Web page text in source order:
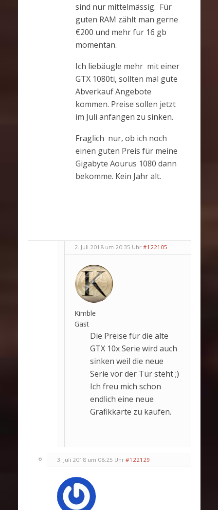
sind nur mittelmässig. Für
guten RAM zählt man gerne
€200 und mehr fur 16 gb
momentan.
Ich liebäugle mehr mit einer
GTX 1080ti, sollten mal gute
Abverkauf Angebote
kommen. Preise sollen jetzt
im Juli anfangen zu sinken.
Fraglich nur, ob ich noch
einen guten Preis für meine
Gigabyte Aourus 1080 dann
bekomme. Kein Jahr alt.
2. Juli 2018 um 20:35 Uhr #122105
Kimble
Gast
Die Preise für die alte
GTX 10x Serie wird auch
sinken weil die neue
Serie vor der Tür steht ;)
Ich freu mich schon
endlich eine neue
Grafikkarte zu kaufen.
3. Juli 2018 um 08:25 Uhr #122129